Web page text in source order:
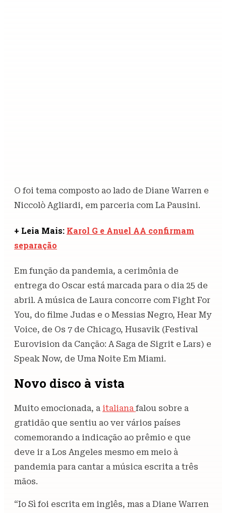
O foi tema composto ao lado de Diane Warren e
Niccolò Agliardi, em parceria com La Pausini.
+ Leia Mais: Karol G e Anuel AA confirmam
separação
Em função da pandemia, a cerimônia de
entrega do Oscar está marcada para o dia 25 de
abril. A música de Laura concorre com Fight For
You, do filme Judas e o Messias Negro, Hear My
Voice, de Os 7 de Chicago, Husavik (Festival
Eurovision da Canção: A Saga de Sigrit e Lars) e
Speak Now, de Uma Noite Em Miami.
Novo disco à vista
Muito emocionada, a italiana falou sobre a
gratidão que sentiu ao ver vários países
comemorando a indicação ao prêmio e que
deve ir a Los Angeles mesmo em meio à
pandemia para cantar a música escrita a três
mãos.
“Io Sì foi escrita em inglês, mas a Diane Warren